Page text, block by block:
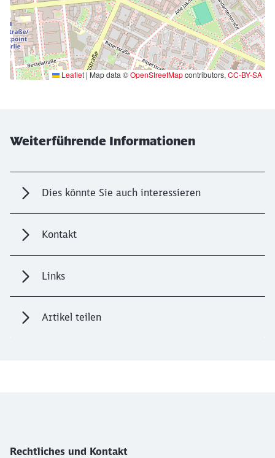
Leaflet | Map data ©OpenStreetMapcontributors, CC-BY-SA
Weiterführende Informationen
Dies könnte Sie auch interessieren
Kontakt
Links
Artikel teilen
Rechtliches und Kontakt